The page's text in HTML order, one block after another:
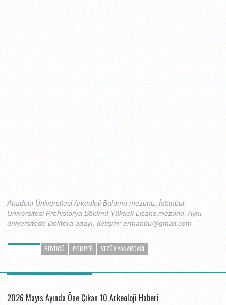
Anadolu Üniversitesi Arkeoloji Bölümü mezunu. İstanbul
Üniversitesi Prehistorya Bölümü Yüksek Lisans mezunu. Aynı
üniversitede Doktora adayı. İletişim: ermanbu@gmail.com
BÜYÜCÜ POMPEII VEZÜV YANARDAĞI
2026 Mayıs Ayında Öne Çıkan 10 Arkeoloji Haberi